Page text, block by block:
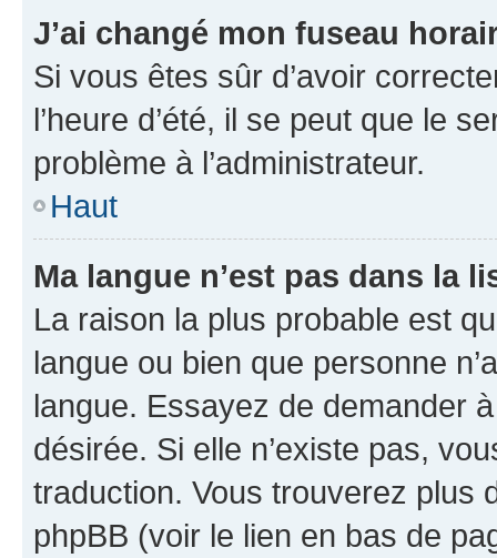
J’ai changé mon fuseau
Si vous êtes sûr d’avoir
l’heure d’été, il se peut que le
problème à l’administrateur.
Haut
Ma langue n’est pas dans la
La raison la plus probable est
langue ou bien que personne
langue. Essayez de demander
désirée. Si elle n’existe pas,
traduction. Vous trouverez plus
phpBB (voir le lien en bas de